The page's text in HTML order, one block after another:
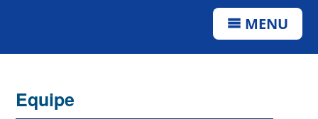
MENU
Equipe